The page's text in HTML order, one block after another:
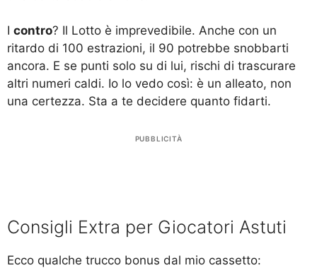
I contro? Il Lotto è imprevedibile. Anche con un
ritardo di 100 estrazioni, il 90 potrebbe snobbarti
ancora. E se punti solo su di lui, rischi di trascurare
altri numeri caldi. Io lo vedo così: è un alleato, non
una certezza. Sta a te decidere quanto fidarti.
PUBBLICITÀ
Consigli Extra per Giocatori Astuti
Ecco qualche trucco bonus dal mio cassetto: